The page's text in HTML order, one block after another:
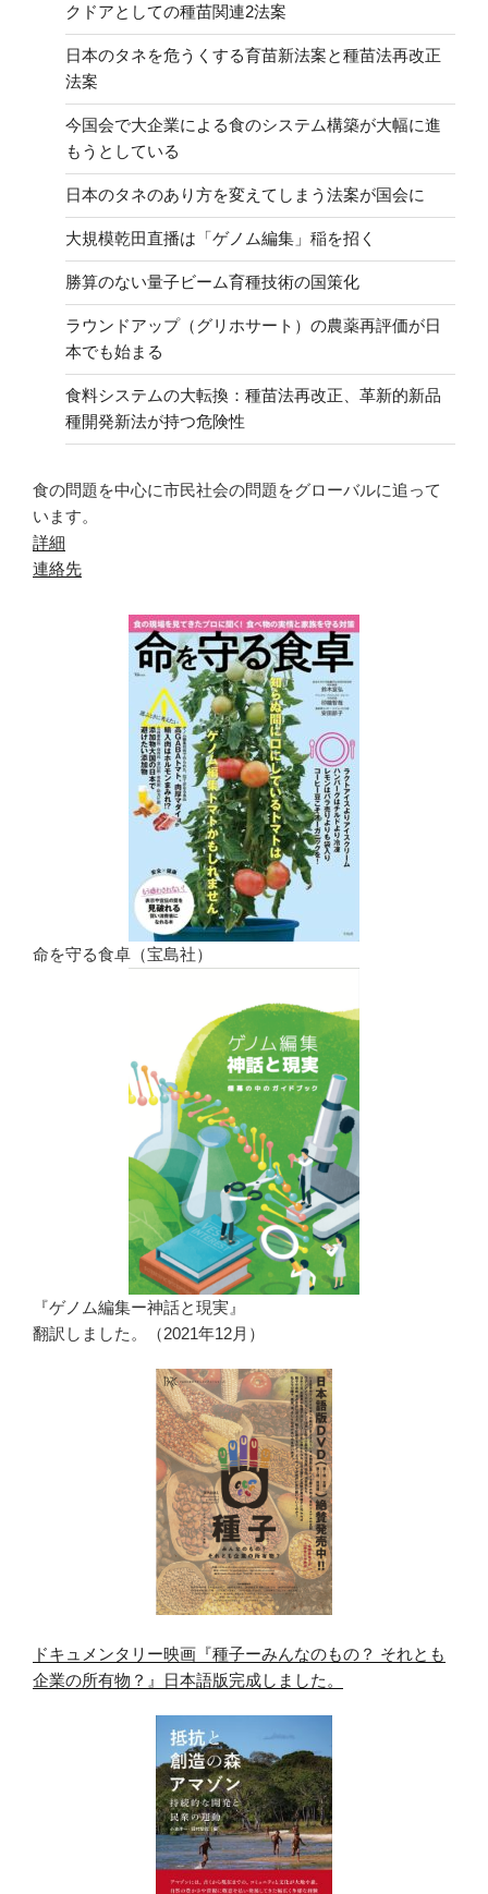
クドアとしての種苗関連2法案
日本のタネを危うくする育苗新法案と種苗法再改正
法案
今国会で大企業による食のシステム構築が大幅に進
もうとしている
日本のタネのあり方を変えてしまう法案が国会に
大規模乾田直播は「ゲノム編集」稲を招く
勝算のない量子ビーム育種技術の国策化
ラウンドアップ（グリホサート）の農薬再評価が日
本でも始まる
食料システムの大転換：種苗法再改正、革新的新品
種開発新法が持つ危険性
食の問題を中心に市民社会の問題をグローバルに追って
います。
詳細
連絡先
命を守る食卓（宝島社）
『ゲノム編集ー神話と現実』
翻訳しました。（2021年12月）
ドキュメンタリー映画『種子ーみんなのもの？ それとも
企業の所有物？』日本語版完成しました。